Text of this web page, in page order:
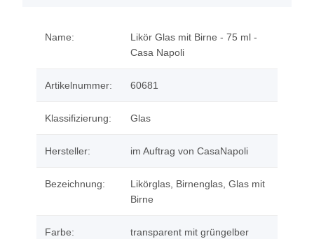
Name:
Likör Glas mit Birne - 75 ml -
Casa Napoli
Artikelnummer: 60681
Klassifizierung: Glas
Hersteller: im Auftrag von CasaNapoli
Bezeichnung:
Likörglas, Birnenglas, Glas mit
Birne
Farbe:
transparent mit grüngelber